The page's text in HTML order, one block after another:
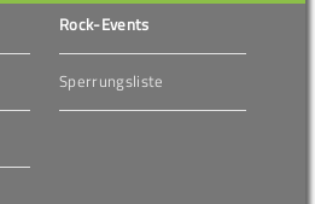
Rock-Events
Sperrungsliste